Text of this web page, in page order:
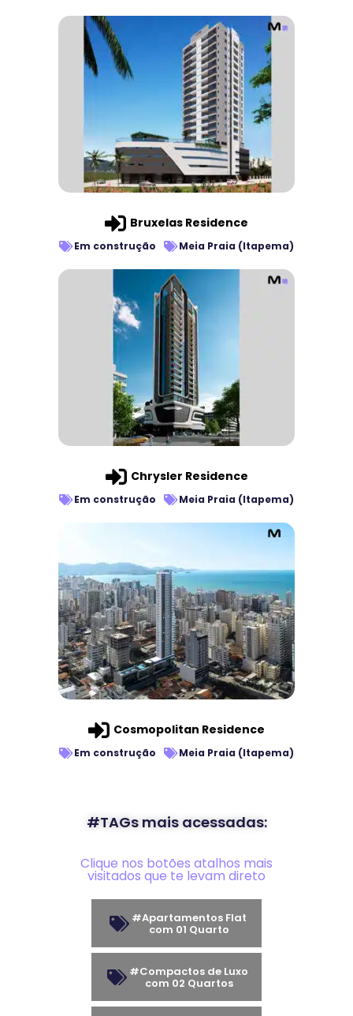
Bruxelas Residence
Em construção Meia Praia (Itapema)
Chrysler Residence
Em construção Meia Praia (Itapema)
Cosmopolitan Residence
Em construção Meia Praia (Itapema)
#TAGs mais acessadas:
Clique nos botões atalhos mais
visitados que te levam direto
#Apartamentos Flat
com 01 Quarto
#Compactos de Luxo
com 02 Quartos